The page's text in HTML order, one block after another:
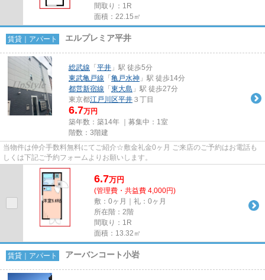
間取り：1R
面積：22.15㎡
賃貸｜アパート エルプレミア平井
総武線 「 平井 」駅 徒歩5分
東武亀戸線 「 亀戸水神 」駅 徒歩14分
都営新宿線 「 東大島 」駅 徒歩27分
東京都江戸川区平井 ３丁目
6.7万円
築年数：築14年 ｜募集中： 1室
階数：3階建
当物件は仲介手数料無料にてご紹介☆敷金礼金0ヶ月 ご来店のご予約はお電話も
しくは下記ご予約フォームよりお願いします。
6.7万円
(管理費・共益費 4,000円)
敷：0ヶ月｜礼：0ヶ月
所在階：2階
間取り：1R
面積：13.32㎡
賃貸｜アパート アーバンコート小岩